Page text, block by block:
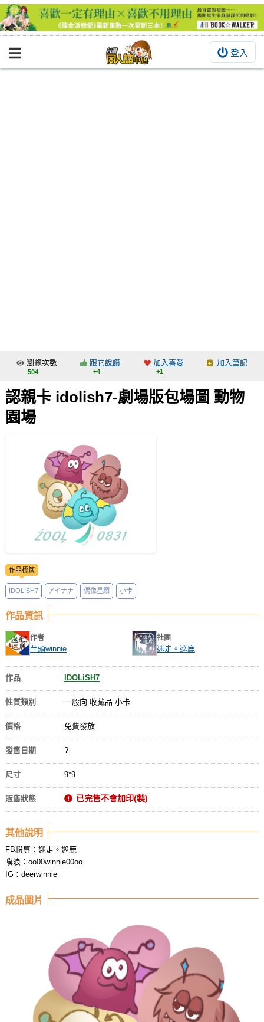
登入
BOOKY書集倉庫
交流中心
會員功能選單
註冊會員
登入
瀏覽次數
504
跟它說讚
+4
加入喜愛
+1
加入筆記
認親卡 idolish7-劇場版包場圖 動物
園場
作品標籤
IDOLISH7 アイナナ 偶像星願 小卡
作品資訊
作者
芋頭winnie
社團
迷走。巡鹿
作品 IDOLiSH7
性質類別 一般向 收藏品 小卡
價格 免費發放
發售日期 ?
尺寸 9*9
販售狀態 已完售不會加印(製)
其他說明
FB粉專：迷走。巡鹿
噗浪：oo00winnie00oo
IG：deerwinnie
成品圖片